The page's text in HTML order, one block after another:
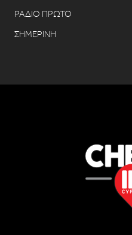
ΡΑΔΙΟ ΠΡΩΤΟ
ΣΗΜΕΡΙΝΗ